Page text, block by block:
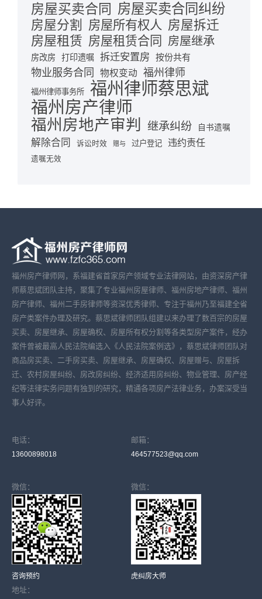
房屋买卖合同 房屋买卖合同纠纷
房屋分割 房屋所有权人 房屋拆迁
房屋租赁 房屋租赁合同 房屋继承
房改房 打印遗嘱 拆迁安置房 按份共有
物业服务合同 物权变动 福州律师
福州律师事务所 福州律师蔡思斌
福州房产律师
福州房地产审判 继承纠纷 自书遗嘱
解除合同 诉讼时效 赠与 过户登记 违约责任
遗嘱无效
福州房产律师网，系福建省首家房产领域专业法律网站，由资深房产律
师蔡思斌团队主持，聚集了专业福州房屋律师、福州房地产律师、福州
房产律师、福州二手房律师等资深优秀律师、专注于福州乃至福建全省
房产类案件办理及研究。蔡思斌律师团队组建以来办理了数百宗的房屋
买卖、房屋继承、房屋确权、房屋所有权分割等各类型房产案件，经办
案件曾被最高人民法院编选入《人民法院案例选》，蔡思斌律师团队对
商品房买卖、二手房买卖、房屋继承、房屋确权、房屋赠与、房屋拆
迁、农村房屋纠纷、房改房纠纷、经济适用房纠纷、物业管理、房产经
纪等法律实务问题有独到的研究，精通各项房产法律业务，办案深受当
事人好评。
电话：
13600898018
邮箱：
464577523@qq.com
微信：
咨询预约
微信：
虎纠房大师
地址：